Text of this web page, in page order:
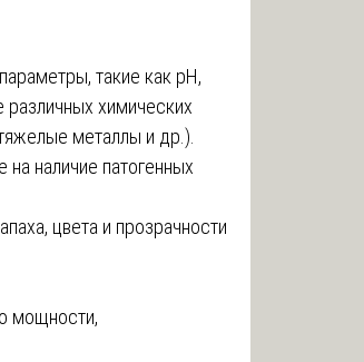
такие как pH,
химических
металлы и др.).
наличие патогенных
цвета и прозрачности
мощности,